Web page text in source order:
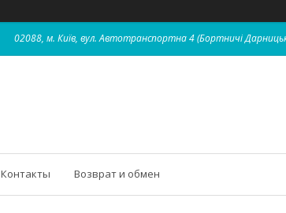
02088, м. Київ, вул. Автотранспортна 4 (Бортничі
Контакты Возврат и обмен